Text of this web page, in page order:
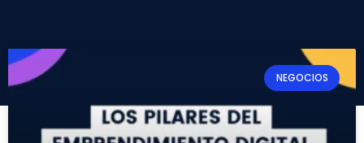
NEGOCIOS